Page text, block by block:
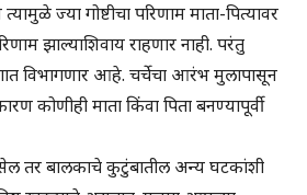
ज्या गोष्टीचा परिणाम माता-पित्यावर
झाल्याशिवाय राहणार नाही. परंतु
विभागणार आहे. चर्चेचा आरंभ मुलापासून
कोणीही माता किंवा पिता बनण्यापूर्वी
तर बालकाचे कुटुंबातील अन्य घटकांशी